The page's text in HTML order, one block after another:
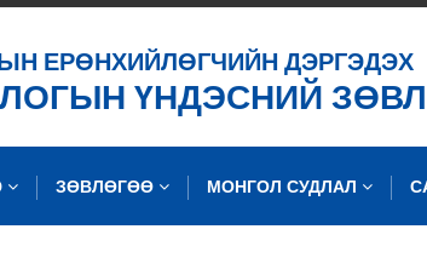
ЕРӨНХИЙЛӨГЧИЙН ДЭРГЭДЭХ
ҮНДЭСНИЙ
ЗӨВЛӨГӨӨ МОНГОЛ СУДЛАЛ